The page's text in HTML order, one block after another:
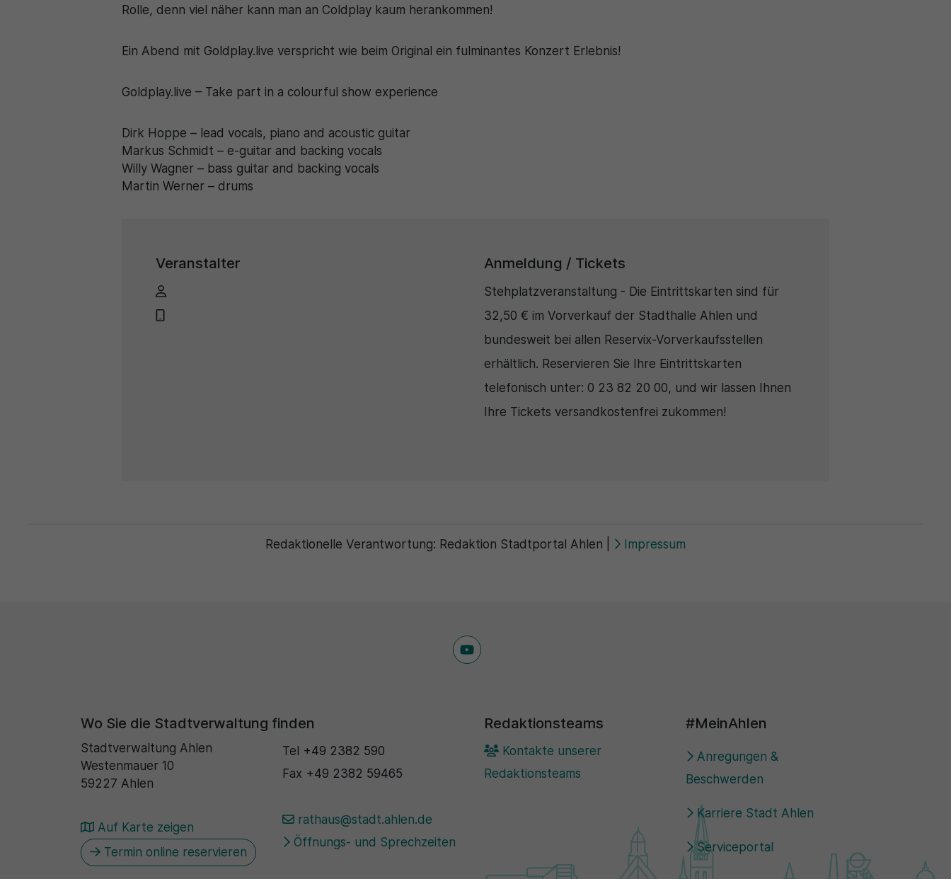
Rolle, denn viel näher kann man an Coldplay kaum herankommen!
Ein Abend mit Goldplay.live verspricht wie beim Original ein fulminantes Konzert Erlebnis!
Goldplay.live – Take part in a colourful show experience
Dirk Hoppe – lead vocals, piano and acoustic guitar
Markus Schmidt – e-guitar and backing vocals
Willy Wagner – bass guitar and backing vocals
Martin Werner – drums
Veranstalter Anmeldung / Tickets
Stehplatzveranstaltung - Die Eintrittskarten sind für
32,50 € im Vorverkauf der Stadthalle Ahlen und
bundesweit bei allen Reservix-Vorverkaufsstellen
erhältlich. Reservieren Sie Ihre Eintrittskarten
telefonisch unter: 0 23 82 20 00, und wir lassen Ihnen
Ihre Tickets versandkostenfrei zukommen!
Redaktionelle Verantwortung: Redaktion Stadtportal Ahlen Impressum
Wo Sie die Stadtverwaltung finden
Stadtverwaltung Ahlen
Westenmauer 10
59227 Ahlen
Auf Karte zeigen
Termin online reservieren
Tel +49 2382 590
Fax +49 2382 59465
rathaus@stadt.ahlen.de
Öffnungs- und Sprechzeiten
Redaktionsteams
Kontakte unserer
Redaktionsteams
#MeinAhlen
Anregungen &
Beschwerden
Karriere Stadt Ahlen
Serviceportal